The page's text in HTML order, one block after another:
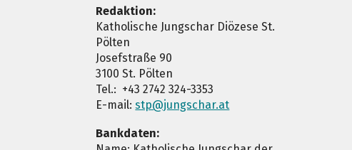
Redaktion:
Katholische Jungschar Diözese St.
Pölten
Josefstraße 90
3100 St. Pölten
Tel.: +43 2742 324-3353
E-mail:stp@jungschar.at
Bankdaten: